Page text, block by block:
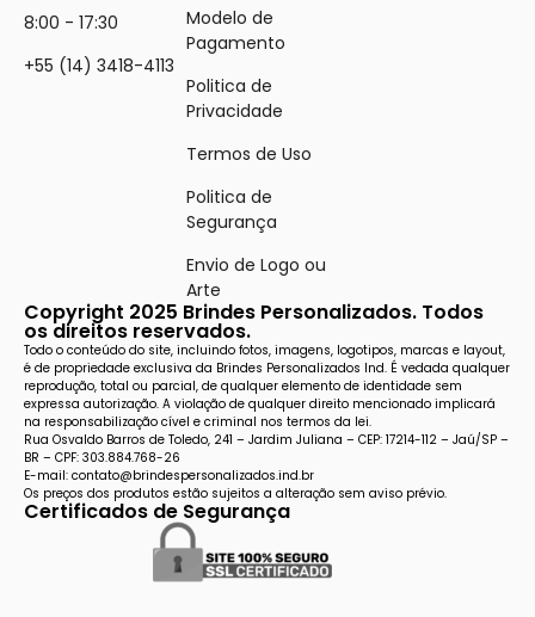
8:00 - 17:30
+55 (14) 3418-4113
Modelo de
Pagamento
Politica de
Privacidade
Termos de Uso
Politica de
Segurança
Envio de Logo ou
Arte
Copyright 2025 Brindes Personalizados. Todos
os direitos reservados.
Todo o conteúdo do site, incluindo fotos, imagens, logotipos, marcas e layout,
é de propriedade exclusiva da Brindes Personalizados Ind. É vedada qualquer
reprodução, total ou parcial, de qualquer elemento de identidade sem
expressa autorização. A violação de qualquer direito mencionado implicará
na responsabilização cível e criminal nos termos da lei.
Rua Osvaldo Barros de Toledo, 241 – Jardim Juliana – CEP: 17214-112 – Jaú/SP –
BR – CPF: 303.884.768-26
E-mail: contato@brindespersonalizados.ind.br
Os preços dos produtos estão sujeitos a alteração sem aviso prévio.
Certificados de Segurança